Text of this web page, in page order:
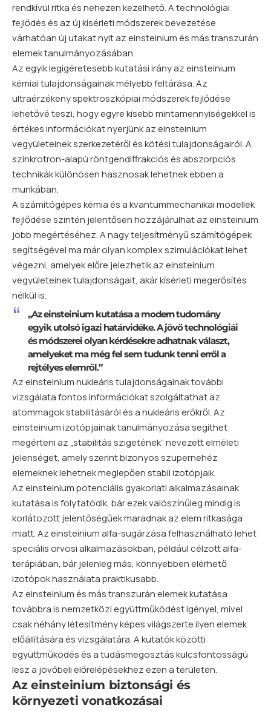
rendkívül ritka és nehezen kezelhető. A technológiai
fejlődés és az új kísérleti módszerek bevezetése
várhatóan új utakat nyit az einsteinium és más transzurán
elemek tanulmányozásában.
Az egyik legígéretesebb kutatási irány az einsteinium
kémiai tulajdonságainak mélyebb feltárása. Az
ultraérzékeny spektroszkópiai módszerek fejlődése
lehetővé teszi, hogy egyre kisebb mintamennyiségekkel is
értékes információkat nyerjünk az einsteinium
vegyületeinek szerkezetéről és kötési tulajdonságairól. A
szinkrotron-alapú röntgendiffrakciós és abszorpciós
technikák különösen hasznosak lehetnek ebben a
munkában.
A számítógépes kémia és a kvantummechanikai modellek
fejlődése szintén jelentősen hozzájárulhat az einsteinium
jobb megértéséhez. A nagy teljesítményű számítógépek
segítségével ma már olyan komplex szimulációkat lehet
végezni, amelyek előre jelezhetik az einsteinium
vegyületeinek tulajdonságait, akár kísérleti megerősítés
nélkül is.
„Az einsteinium kutatása a modern tudomány
egyik utolsó igazi határvidéke. A jövő technológiái
és módszerei olyan kérdésekre adhatnak választ,
amelyeket ma még fel sem tudunk tenni erről a
rejtélyes elemről.”
Az einsteinium nukleáris tulajdonságainak további
vizsgálata fontos információkat szolgáltathat az
atommagok stabilitásáról és a nukleáris erőkről. Az
einsteinium izotópjainak tanulmányozása segíthet
megérteni az „stabilitás szigetének” nevezett elméleti
jelenséget, amely szerint bizonyos szupernehéz
elemeknek lehetnek meglepően stabil izotópjaik.
Az einsteinium potenciális gyakorlati alkalmazásainak
kutatása is folytatódik, bár ezek valószínűleg mindig is
korlátozott jelentőségűek maradnak az elem ritkasága
miatt. Az einsteinium alfa-sugárzása felhasználható lehet
speciális orvosi alkalmazásokban, például célzott alfa-
terápiában, bár jelenleg más, könnyebben elérhető
izotópok használata praktikusabb.
Az einsteinium és más transzurán elemek kutatása
továbbra is nemzetközi együttműködést igényel, mivel
csak néhány létesítmény képes világszerte ilyen elemek
előállítására és vizsgálatára. A kutatók közötti
együttműködés és a tudásmegosztás kulcsfontosságú
lesz a jövőbeli előrelépésekhez ezen a területen.
Az einsteinium biztonsági és
környezeti vonatkozásai